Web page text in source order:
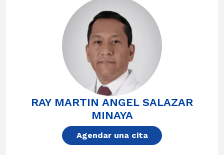
RAY MARTIN ANGEL SALAZAR
MINAYA
Agendar una cita